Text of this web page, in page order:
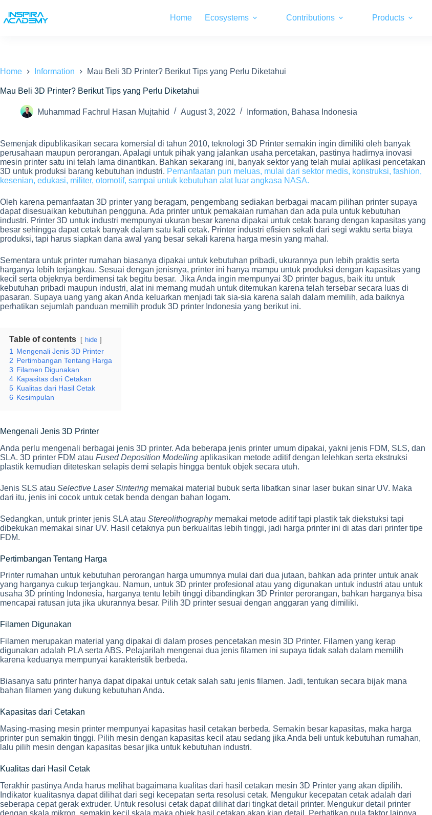
content
Home Ecosystems Contributions Products
Home Information Mau Beli 3D Printer? Berikut Tips yang Perlu Diketahui
Mau Beli 3D Printer? Berikut Tips yang Perlu Diketahui
Muhammad Fachrul Hasan Mujtahid August 3, 2022 Information, Bahasa Indonesia
Semenjak dipublikasikan secara komersial di tahun 2010, teknologi 3D Printer semakin ingin dimiliki oleh banyak
perusahaan maupun perorangan. Apalagi untuk pihak yang jalankan usaha percetakan, pastinya hadirnya inovasi
mesin printer satu ini telah lama dinantikan. Bahkan sekarang ini, banyak sektor yang telah mulai aplikasi pencetakan
3D untuk produksi barang kebutuhan industri. Pemanfaatan pun meluas, mulai dari sektor medis, konstruksi, fashion,
kesenian, edukasi, militer, otomotif, sampai untuk kebutuhan alat luar angkasa NASA.
Oleh karena pemanfaatan 3D printer yang beragam, pengembang sediakan berbagai macam pilihan printer supaya
dapat disesuaikan kebutuhan pengguna. Ada printer untuk pemakaian rumahan dan ada pula untuk kebutuhan
industri. Printer 3D untuk industri mempunyai ukuran besar karena dipakai untuk cetak barang dengan kapasitas yang
besar sehingga dapat cetak banyak dalam satu kali cetak. Printer industri efisien sekali dari segi waktu serta biaya
produksi, tapi harus siapkan dana awal yang besar sekali karena harga mesin yang mahal.
Sementara untuk printer rumahan biasanya dipakai untuk kebutuhan pribadi, ukurannya pun lebih praktis serta
harganya lebih terjangkau. Sesuai dengan jenisnya, printer ini hanya mampu untuk produksi dengan kapasitas yang
kecil serta objeknya berdimensi tak begitu besar. Jika Anda ingin mempunyai 3D printer bagus, baik itu untuk
kebutuhan pribadi maupun industri, alat ini memang mudah untuk ditemukan karena telah tersebar secara luas di
pasaran. Supaya uang yang akan Anda keluarkan menjadi tak sia-sia karena salah dalam memilih, ada baiknya
perhatikan sejumlah panduan memilih produk 3D printer Indonesia yang berikut ini.
Table of contents hide
1
Mengenali Jenis 3D Printer
2 Pertimbangan Tentang Harga
3 Filamen Digunakan
4 Kapasitas dari Cetakan
5 Kualitas dari Hasil Cetak
6 Kesimpulan
Mengenali Jenis 3D Printer
Anda perlu mengenali berbagai jenis 3D printer. Ada beberapa jenis printer umum dipakai, yakni jenis FDM, SLS, dan
SLA. 3D printer FDM atau Fused Deposition Modelling aplikasikan metode aditif dengan lelehkan serta ekstruksi
plastik kemudian diteteskan selapis demi selapis hingga bentuk objek secara utuh.
Jenis SLS atau Selective Laser Sintering memakai material bubuk serta libatkan sinar laser bukan sinar UV. Maka
dari itu, jenis ini cocok untuk cetak benda dengan bahan logam.
Sedangkan, untuk printer jenis SLA atau Stereolithography memakai metode aditif tapi plastik tak diekstuksi tapi
dibekukan memakai sinar UV. Hasil cetaknya pun berkualitas lebih tinggi, jadi harga printer ini di atas dari printer tipe
FDM.
Pertimbangan Tentang Harga
Printer rumahan untuk kebutuhan perorangan harga umumnya mulai dari dua jutaan, bahkan ada printer untuk anak
yang harganya cukup terjangkau. Namun, untuk 3D printer profesional atau yang digunakan untuk industri atau untuk
usaha 3D printing Indonesia, harganya tentu lebih tinggi dibandingkan 3D Printer perorangan, bahkan harganya bisa
mencapai ratusan juta jika ukurannya besar. Pilih 3D printer sesuai dengan anggaran yang dimiliki.
Filamen Digunakan
Filamen merupakan material yang dipakai di dalam proses pencetakan mesin 3D Printer. Filamen yang kerap
digunakan adalah PLA serta ABS. Pelajarilah mengenai dua jenis filamen ini supaya tidak salah dalam memilih
karena keduanya mempunyai karakteristik berbeda.
Biasanya satu printer hanya dapat dipakai untuk cetak salah satu jenis filamen. Jadi, tentukan secara bijak mana
bahan filamen yang dukung kebutuhan Anda.
Kapasitas dari Cetakan
Masing-masing mesin printer mempunyai kapasitas hasil cetakan berbeda. Semakin besar kapasitas, maka harga
printer pun semakin tinggi. Pilih mesin dengan kapasitas kecil atau sedang jika Anda beli untuk kebutuhan rumahan,
lalu pilih mesin dengan kapasitas besar jika untuk kebutuhan industri.
Kualitas dari Hasil Cetak
Terakhir pastinya Anda harus melihat bagaimana kualitas dari hasil cetakan mesin 3D Printer yang akan dipilih.
Indikator kualitasnya dapat dilihat dari segi kecepatan serta resolusi cetak. Mengukur kecepatan cetak adalah dari
seberapa cepat gerak extruder. Untuk resolusi cetak dapat dilihat dari tingkat detail printer. Mengukur detail printer
dengan skala mikron, semakin kecil skala maka objek hasil cetakan akan kian detail. Perhatikan pula faktor lainnya,